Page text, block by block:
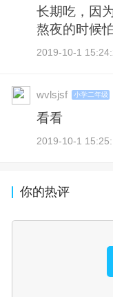
长期吃，因
熬夜的时候
2019-10-1
wvlsjsf 小学二年级
看看
2019-10-1
你的热评